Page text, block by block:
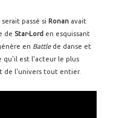
passé si Ronan avait
de Star-Lord en esquissant
en Battlede danse et
qu'il est l'acteur le plus
de l'univers tout entier.